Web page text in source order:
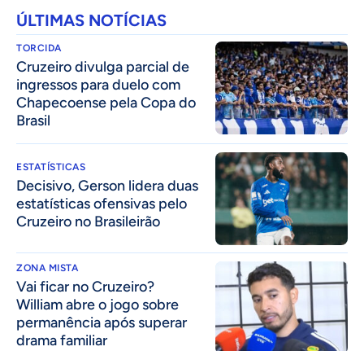
ÚLTIMAS NOTÍCIAS
TORCIDA
Cruzeiro divulga parcial de
ingressos para duelo com
Chapecoense pela Copa do
Brasil
ESTATÍSTICAS
Decisivo, Gerson lidera duas
estatísticas ofensivas pelo
Cruzeiro no Brasileirão
ZONA MISTA
Vai ficar no Cruzeiro?
William abre o jogo sobre
permanência após superar
drama familiar